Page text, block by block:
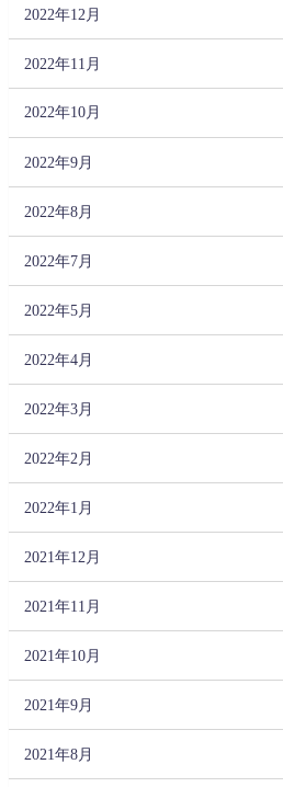
2022年12月
2022年11月
2022年10月
2022年9月
2022年8月
2022年7月
2022年5月
2022年4月
2022年3月
2022年2月
2022年1月
2021年12月
2021年11月
2021年10月
2021年9月
2021年8月